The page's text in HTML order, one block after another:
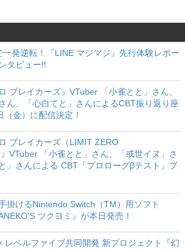
一発逆転！『LINE マジマジ』先行体験レポー
タビュー!!
ブレイカーズ』VTuber 「小雀とと」さん、
ん、「心白てと」さんによるCBT振り返り座
金）に配信決定！
ブレイカーズ（LIMIT ZERO
VTuber 「小雀とと」さん、「或世イヌ」さ
」さんによる CBT「プロローグβテスト」プ
掛けるNintendo Switch（TM）用ソフト
ツクヨミ』が本日発売！
レベルファイブ共同開発 新プロジェクト『幻